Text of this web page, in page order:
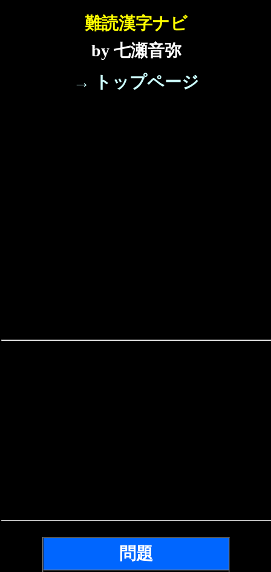
難読漢字ナビ
by 七瀬音弥
→ トップページ
問題